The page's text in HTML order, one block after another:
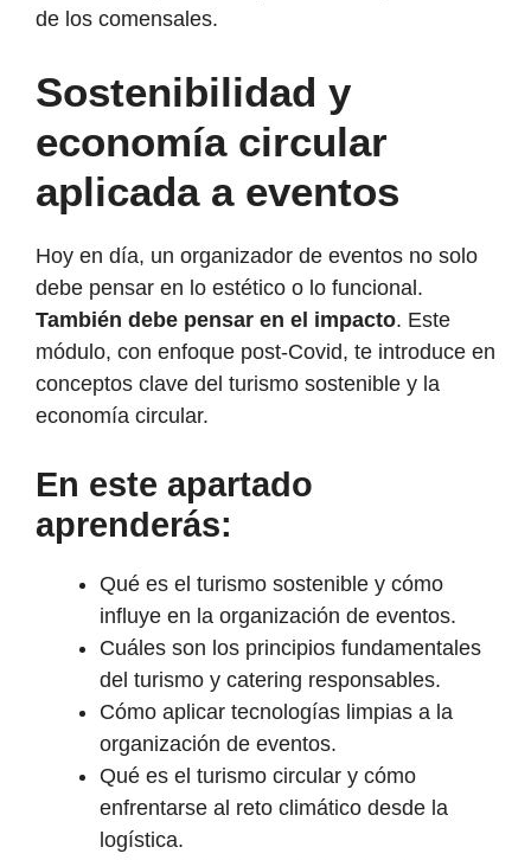
de los comensales.
Sostenibilidad y
economía circular
aplicada a eventos
Hoy en día, un organizador de eventos no solo
debe pensar en lo estético o lo funcional.
También debe pensar en el impacto. Este
módulo, con enfoque post-Covid, te introduce en
conceptos clave del turismo sostenible y la
economía circular.
En este apartado
aprenderás:
Qué es el turismo sostenible y cómo
influye en la organización de eventos.
Cuáles son los principios fundamentales
del turismo y catering responsables.
Cómo aplicar tecnologías limpias a la
organización de eventos.
Qué es el turismo circular y cómo
enfrentarse al reto climático desde la
logística.